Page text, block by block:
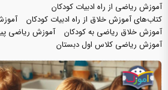
آموزش ریاضی از راه ادبیات کودکان
کتاب‌های آموزش خلاق از راه ادبیات کودکان
آموزش خلاق ریاضی به کودکان
آموزش ریاضی
آموزش ریاضی کلاس اول دبستان